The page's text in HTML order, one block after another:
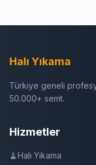
Halı Yıkama
Türkiye geneli
50.000+ semt.
Hizmetler
🧹Halı Yıkama